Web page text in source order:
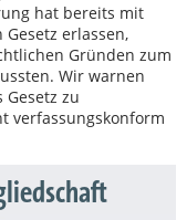
hat bereits mit
erlassen,
Gründen zum
Wir warnen
zu
verfassungskonform